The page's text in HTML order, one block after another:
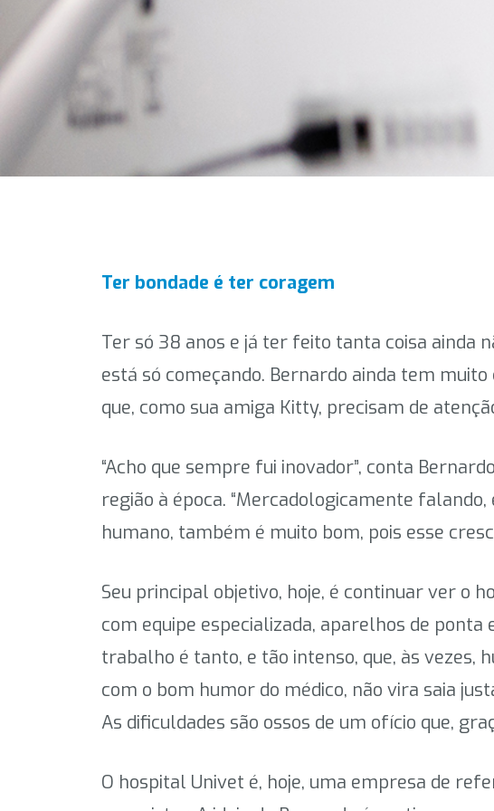
Ter bondade é ter coragem
Ter só 38 anos e já ter feito tanta coisa ainda
está só começando. Bernardo ainda tem
que, como sua amiga Kitty, precisam de
“Acho que sempre fui inovador”, conta
região à época. “Mercadologicamente
humano, também é muito bom, pois esse
Seu principal objetivo, hoje, é continuar ver o
com equipe especializada, aparelhos de
trabalho é tanto, e tão intenso, que, às vezes,
com o bom humor do médico, não vira saia
As dificuldades são ossos de um ofício que,
O hospital Univet é, hoje, uma empresa de